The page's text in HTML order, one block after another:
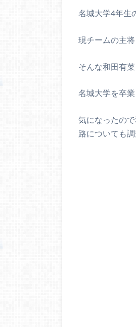
名城大学4年生
現チームの主
そんな和田有
名城大学を卒
気になったの
路についても調